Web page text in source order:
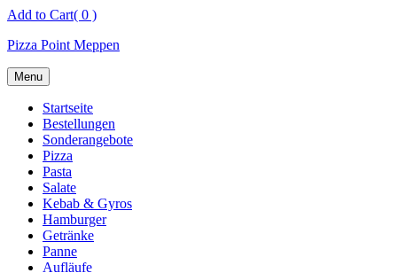
Skip
content
Add to Cart( 0 )
Pizza Point Meppen
Menu
Startseite
Bestellungen
Sonderangebote
Pizza
Pasta
Salate
Kebab & Gyros
Hamburger
Getränke
Panne
Aufläufe